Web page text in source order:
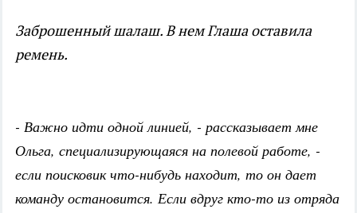
Заброшенный шалаш. В нем Глаша оставила
ремень.
- Важно идти одной линией, - рассказывает мне
Ольга, специализирующаяся на полевой работе, -
если поисковик что-нибудь находит, то он дает
команду остановится. Если вдруг кто-то из отряда